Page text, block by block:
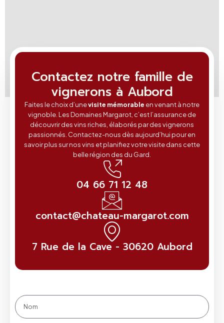
Contactez notre famille de
vignerons à Aubord
Faites le choix d’unevisite mémorable en venant à notre
vignoble. Les Domaines Margarot, c’est l’assurance de
découvrir des vins riches, élaborés par des vignerons
passionnés. Contactez-nous dès aujourd’hui pour en
savoir plus sur nos vins et planifiez votre visite dans cette
belle région des du Gard.
04 66 71 12 48
contact@chateau-margarot.com
7 Rue de la Cave - 30620 Aubord